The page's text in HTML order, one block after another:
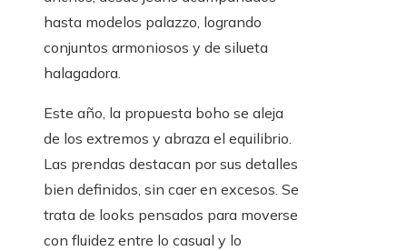
hasta modelos palazzo, logrando
conjuntos armoniosos y de silueta
halagadora.
Este año, la propuesta boho se aleja
de los extremos y abraza el equilibrio.
Las prendas destacan por sus detalles
bien definidos, sin caer en excesos. Se
trata de looks pensados para moverse
con fluidez entre lo casual y lo